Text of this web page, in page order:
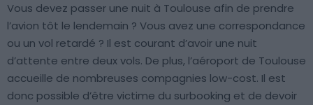
Vous devez passer une nuit à Toulouse afin de prendre
l’avion tôt le lendemain ? Vous avez une correspondance
ou un vol retardé ? Il est courant d’avoir une nuit
d’attente entre deux vols. De plus, l’aéroport de Toulouse
accueille de nombreuses compagnies low-cost. Il est
donc possible d’être victime du surbooking et de devoir